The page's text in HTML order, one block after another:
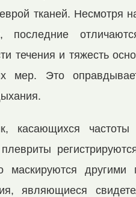
тканей. Несмотря
течения и тя­жесть
мер. Это
касающихся
маскируются
явля­ющиеся